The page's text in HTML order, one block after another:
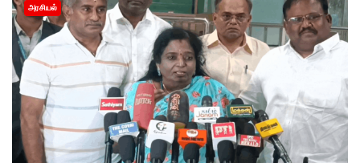
அரசியல்